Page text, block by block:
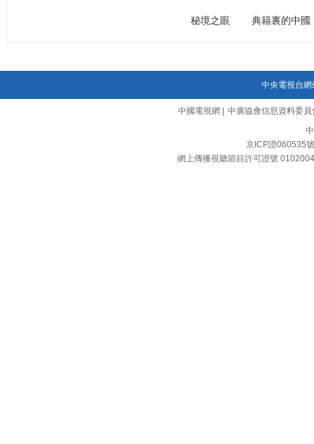
秘境之眼 典籍裏的中國
中央電視台網
中國電視網
中廣協會信息資料委員
京ICP證060535
網上傳播視聽節目許可證號